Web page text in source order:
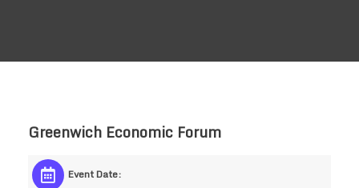
Greenwich Economic Forum
Event Date: